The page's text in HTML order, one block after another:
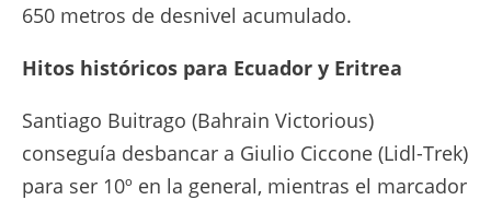
650 metros de desnivel acumulado.
Hitos históricos para Ecuador y Eritrea
Santiago Buitrago (Bahrain Victorious)
conseguía desbancar a Giulio Ciccone (Lidl-Trek)
para ser 10º en la general, mientras el marcador